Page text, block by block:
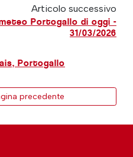
Articolo successivo
Portogallo di oggi -
31/03/2026
Portogallo
precedente